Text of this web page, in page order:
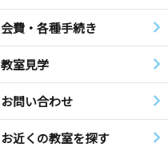
会費・各種手続き
教室見学
お問い合わせ
お近くの教室を探す